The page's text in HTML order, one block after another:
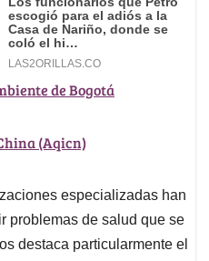
de Bogotá
(Aqicn)
especializadas han
problemas de salud que se
destaca particularmente el